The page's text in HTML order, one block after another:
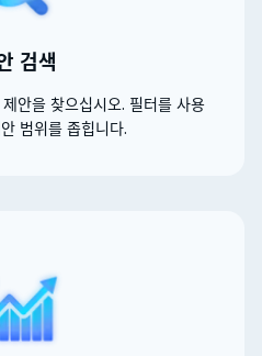
검색
안을 찾으십시오. 필터를 사용
범위를 좁힙니다.